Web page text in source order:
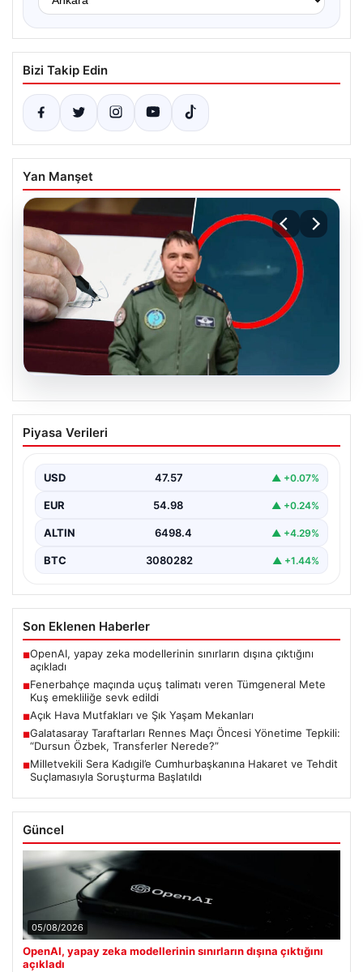
Bizi Takip Edin
Yan Manşet
04.08.2026
Fenerbahçe maçında uçuş talimatı
veren Tümgeneral Mete Kuş emekliliğe
Konya'da oynanan Konyaspor-Fenerbahçe karşılaşması
helikopterin uçuşunu…
Piyasa Verileri
USD 47.57 ▲ +0.07%
EUR 54.98 ▲ +0.24%
ALTIN 6498.4 ▲ +4.29%
BTC 3080282 ▲ +1.44%
Son Eklenen Haberler
■OpenAI, yapay zeka modellerinin sınırların dışına çıktığını
açıkladı
■Fenerbahçe maçında uçuş talimatı veren Tümgeneral Mete
Kuş emekliliğe sevk edildi
■Açık Hava Mutfakları ve Şık Yaşam Mekanları
■Galatasaray Taraftarları Rennes Maçı Öncesi Yönetime Tepkili:
“Dursun Özbek, Transferler Nerede?”
■Milletvekili Sera Kadıgil’e Cumhurbaşkanına Hakaret ve Tehdit
Suçlamasıyla Soruşturma Başlatıldı
Güncel
05/08/2026
OpenAI, yapay zeka modellerinin sınırların dışına çıktığını
açıkladı